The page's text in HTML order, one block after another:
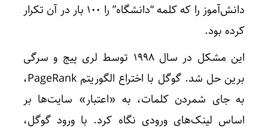
دانش‌آموز را که کلمه “دانشگاه” را 100 بار در آن تکرار
کرده بود.
این مشکل در سال 1998 توسط لری پیج و سرگی
برین حل شد. گوگل با اختراع الگوریتم PageRank،
به جای شمردن کلمات، به «اعتبار» سایت‌ها بر
اساس لینک‌های ورودی نگاه کرد. با ورود گوگل،